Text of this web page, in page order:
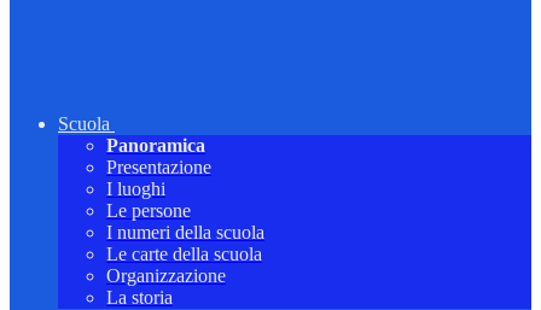
Scuola
Panoramica
Presentazione
I luoghi
Le persone
I numeri della scuola
Le carte della scuola
Organizzazione
La storia